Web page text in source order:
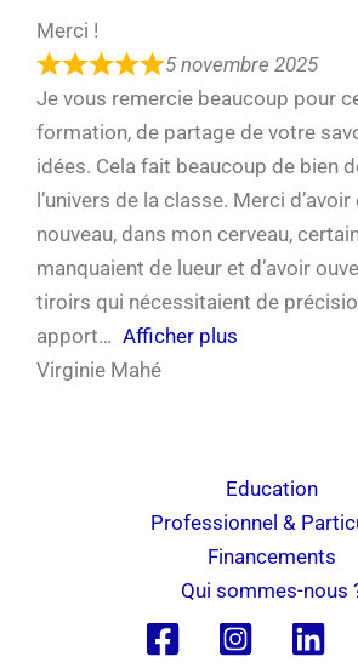
Merci !
5 novembre 2025
Je vous remercie beaucoup pour
formation, de partage de votre
idées. Cela fait beaucoup de bien
l’univers de la classe. Merci d’avoir
nouveau, dans mon cerveau,
manquaient de lueur et d’avoir
tiroirs qui nécessitaient de
apport
Afficher plus
Virginie Mahé
Education
Professionnel &
Financements
Qui sommes-nous